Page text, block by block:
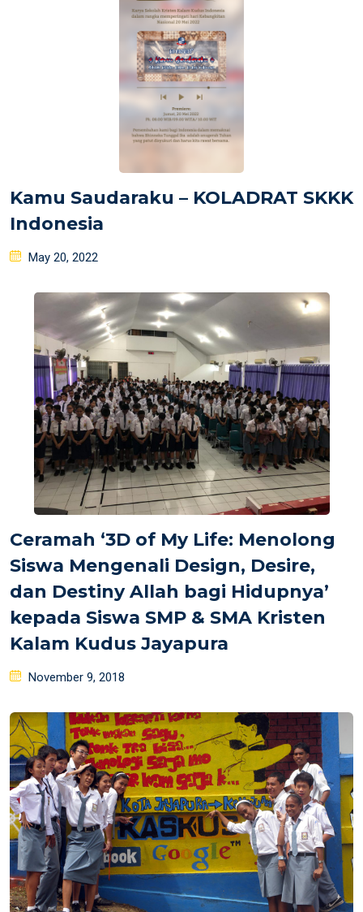
Kamu Saudaraku – KOLADRAT SKKK
Indonesia
Posted
May 20, 2022
Ceramah ‘3D of My Life: Menolong
Siswa Mengenali Design, Desire,
dan Destiny Allah bagi Hidupnya’
kepada Siswa SMP & SMA Kristen
Kalam Kudus Jayapura
Posted
November 9, 2018